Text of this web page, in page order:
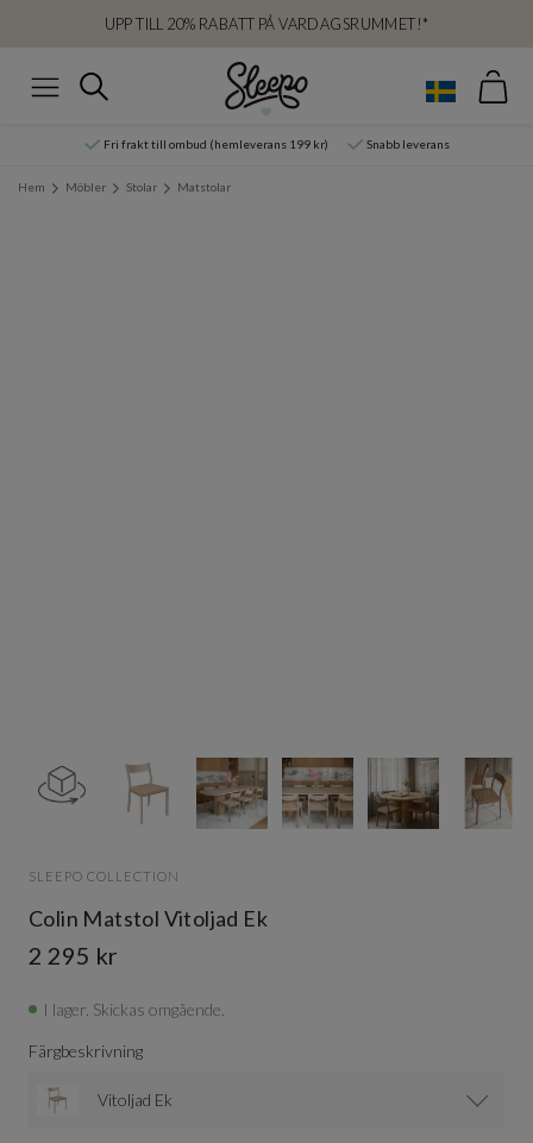
UPP TILL 20% RABATT PÅ VARDAGSRUMMET!*
Sök
Fri frakt till ombud (hemleverans 199 kr) Snabb leverans
Hem Möbler Stolar Matstolar
12
SLEEPO COLLECTION
Colin Matstol Vitoljad Ek
2 295 kr
I lager. Skickas omgående.
Färgbeskrivning
Vitoljad Ek